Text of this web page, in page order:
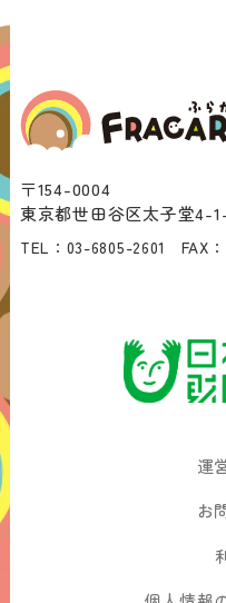
〒154-0004
東京都世田谷区太子堂4-
TEL： 03-6805-2601 FAX：
運
お